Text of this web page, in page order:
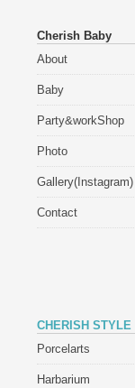
Cherish Baby
About
Baby
Party&workShop
Photo
Gallery(Instagram)
Contact
CHERISH STYLE
Porcelarts
Harbarium